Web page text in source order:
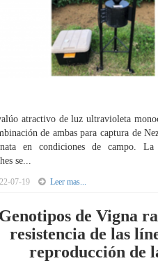
atractivo de luz ultravioleta
de ambas para captura de
en condiciones de campo.
se...
07-19 Leer mas...
Genotipos de Vigna
resistencia de las
reproducción de